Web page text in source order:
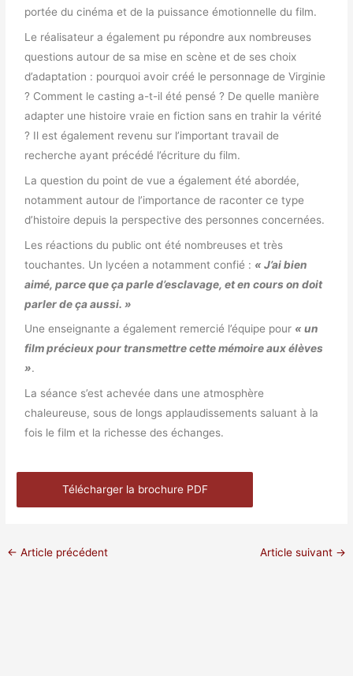
portée du cinéma et de la puissance émotionnelle du film.
Le réalisateur a également pu répondre aux nombreuses
questions autour de sa mise en scène et de ses choix
d’adaptation : pourquoi avoir créé le personnage de Virginie
? Comment le casting a-t-il été pensé ? De quelle manière
adapter une histoire vraie en fiction sans en trahir la vérité
? Il est également revenu sur l’important travail de
recherche ayant précédé l’écriture du film.
La question du point de vue a également été abordée,
notamment autour de l’importance de raconter ce type
d’histoire depuis la perspective des personnes concernées.
Les réactions du public ont été nombreuses et très
touchantes. Un lycéen a notamment confié : « J’ai bien
aimé, parce que ça parle d’esclavage, et en cours on doit
parler de ça aussi. »
Une enseignante a également remercié l’équipe pour « un
film précieux pour transmettre cette mémoire aux élèves
».
La séance s’est achevée dans une atmosphère
chaleureuse, sous de longs applaudissements saluant à la
fois le film et la richesse des échanges.
Télécharger la brochure PDF
← Article précédent Article suivant →